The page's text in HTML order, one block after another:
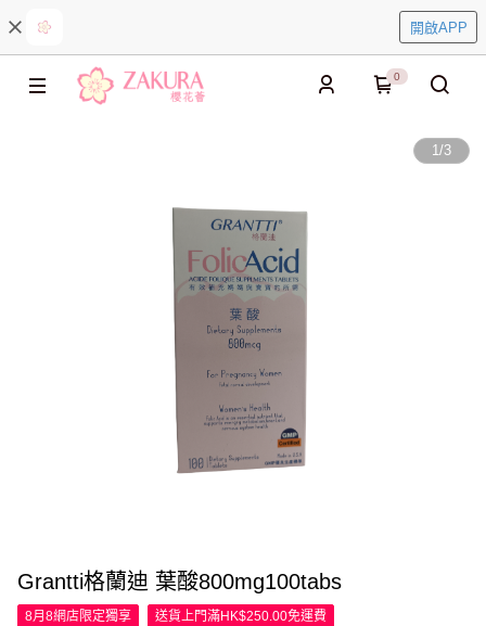
開啟APP
0
1/3
Grantti格蘭迪 葉酸800mg100tabs
8月8網店限定獨享 送貨上門滿HK$250.00免運費